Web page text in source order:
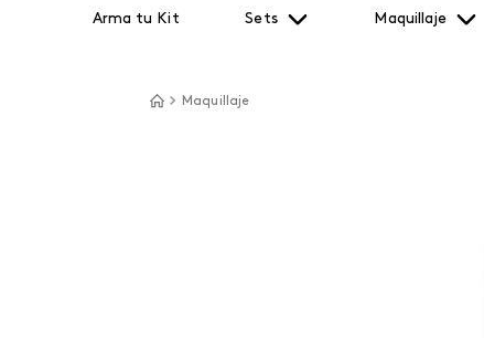
Arma tu Kit Sets Maquillaje
Maquillaje